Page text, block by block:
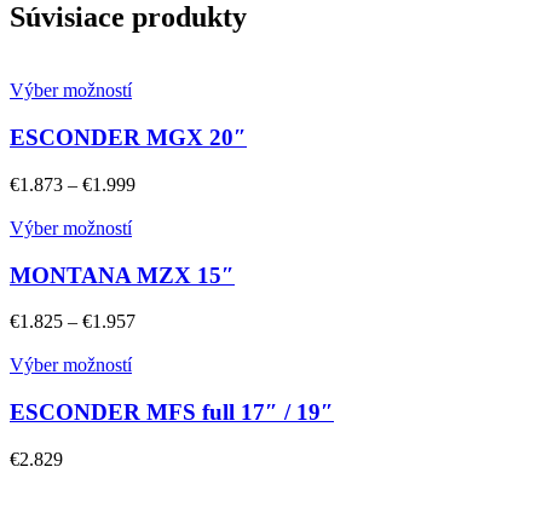
Súvisiace produkty
Výber možností
ESCONDER MGX 20″
€1.873 – €1.999
Výber možností
MONTANA MZX 15″
€1.825 – €1.957
Výber možností
ESCONDER MFS full 17″ / 19″
€2.829